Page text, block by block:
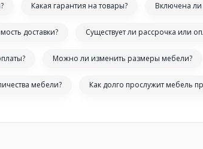
Какая гарантия на товары? Включена ли
доставки? Существует ли рассрочка или
Можно ли изменить размеры мебели?
мебели? Как долго прослужит мебель